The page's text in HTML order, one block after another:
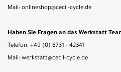
Mail: onlineshop@cecil-cycle.de
Haben Sie Fragen an das Werkstatt
Telefon: +49 (0) 6731 - 42341
Mail: werkstatt@cecil-cycle.de